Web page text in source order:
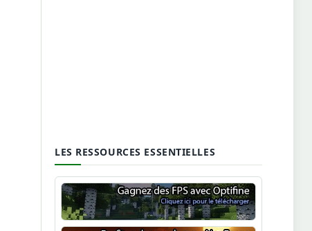
LES RESSOURCES ESSENTIELLES
Optifine